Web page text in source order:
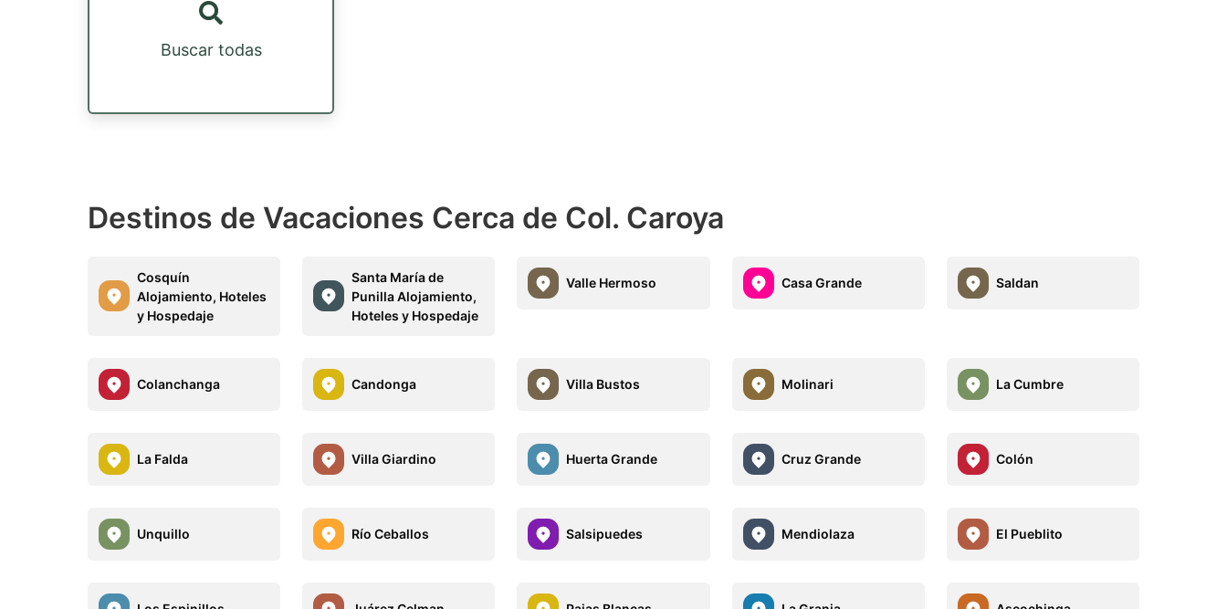
Buscar todas
Destinos de Vacaciones Cerca de Col. Caroya
Cosquín
Alojamiento, Hoteles
y Hospedaje
Santa María de
Punilla Alojamiento,
Hoteles y Hospedaje
Valle Hermoso Casa Grande Saldan
Colanchanga Candonga Villa Bustos Molinari La Cumbre
La Falda Villa Giardino Huerta Grande Cruz Grande Colón
Unquillo Río Ceballos Salsipuedes Mendiolaza El Pueblito